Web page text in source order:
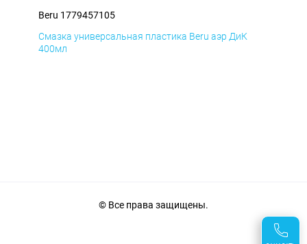
Beru 1779457105
Смазка универсальная пластика Beru аэр ДиК
400мл
© Все права защищены.